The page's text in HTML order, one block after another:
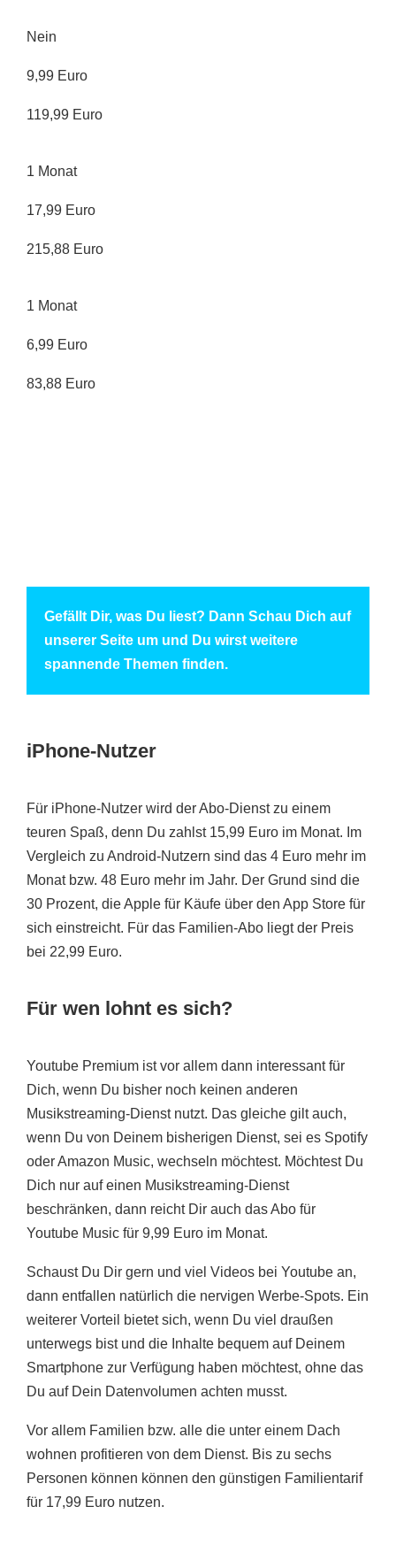
Nein
9,99 Euro
119,99 Euro
1 Monat
17,99 Euro
215,88 Euro
1 Monat
6,99 Euro
83,88 Euro
Gefällt Dir, was Du liest? Dann Schau Dich auf
unserer Seite um und Du wirst weitere
spannende Themen finden.
iPhone-Nutzer
Für iPhone-Nutzer wird der Abo-Dienst zu einem
teuren Spaß, denn Du zahlst 15,99 Euro im Monat. Im
Vergleich zu Android-Nutzern sind das 4 Euro mehr im
Monat bzw. 48 Euro mehr im Jahr. Der Grund sind die
30 Prozent, die Apple für Käufe über den App Store für
sich einstreicht. Für das Familien-Abo liegt der Preis
bei 22,99 Euro.
Für wen lohnt es sich?
Youtube Premium ist vor allem dann interessant für
Dich, wenn Du bisher noch keinen anderen
Musikstreaming-Dienst nutzt. Das gleiche gilt auch,
wenn Du von Deinem bisherigen Dienst, sei es Spotify
oder Amazon Music, wechseln möchtest. Möchtest Du
Dich nur auf einen Musikstreaming-Dienst
beschränken, dann reicht Dir auch das Abo für
Youtube Music für 9,99 Euro im Monat.
Schaust Du Dir gern und viel Videos bei Youtube an,
dann entfallen natürlich die nervigen Werbe-Spots. Ein
weiterer Vorteil bietet sich, wenn Du viel draußen
unterwegs bist und die Inhalte bequem auf Deinem
Smartphone zur Verfügung haben möchtest, ohne das
Du auf Dein Datenvolumen achten musst.
Vor allem Familien bzw. alle die unter einem Dach
wohnen profitieren von dem Dienst. Bis zu sechs
Personen können können den günstigen Familientarif
für 17,99 Euro nutzen.